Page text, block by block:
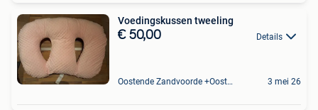
Voedingskussen tweeling
€ 50,00 Details
Oostende Zandvoorde +Oostende 3 mei 26